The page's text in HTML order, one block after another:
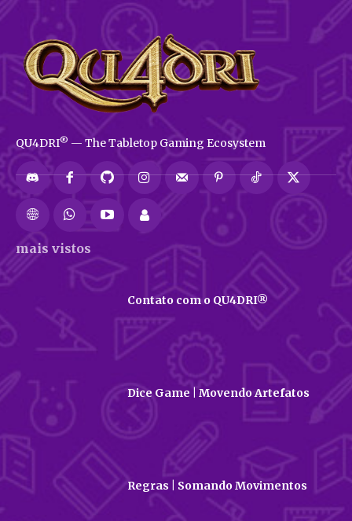
QU4DRI® — The Tabletop Gaming Ecosystem
mais vistos
Contato com o QU4DRI®
Dice Game | Movendo Artefatos
Regras | Somando Movimentos